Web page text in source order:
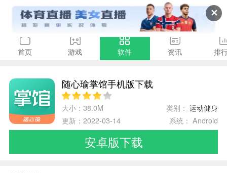
✕
首页 游戏 软件 资讯 排
随心瑜掌馆手机版下载
大小：38.0M 类别：运动健身
更新：2022-03-14
系统： Android
安卓版下载